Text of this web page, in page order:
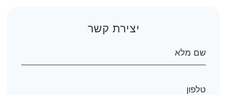
יצירת קשר